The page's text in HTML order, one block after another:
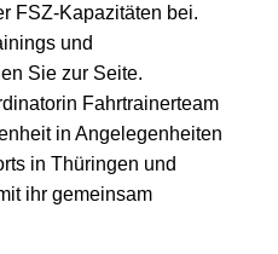
FSZ-Kapazitäten bei.
und
Sie zur Seite.
Fahrtrainerteam
in Angelegenheiten
in Thüringen und
ihr gemeinsam
durch.